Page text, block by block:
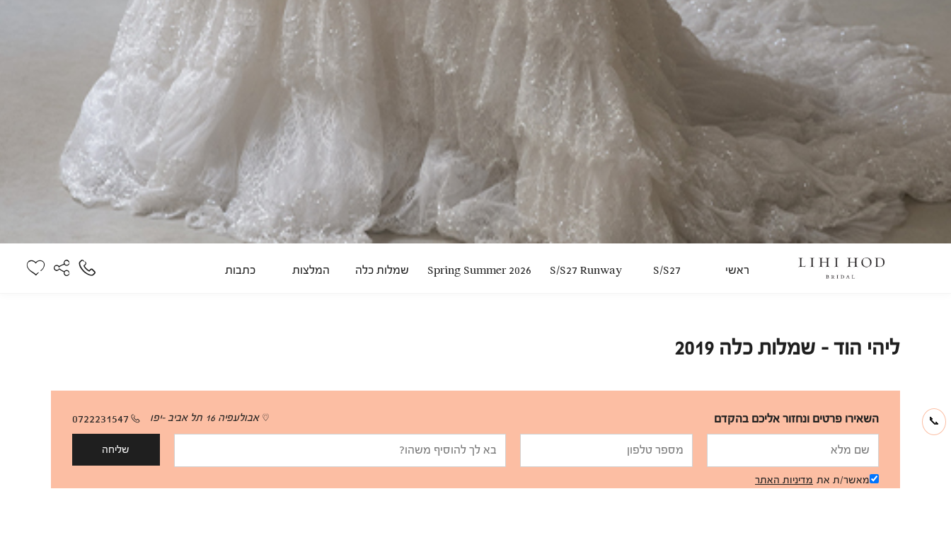
ראשי S/S27
S/S27 Runway
Spring Summer 2026 שמלות כלה המלצות כתבות
ליהי הוד - שמלות כלה 2019
השאירו פרטים ונחזור אליכם בהקדם אבולעפיה 16 תל אביב -יפו 0722231547
שליחה
מאשר/ת את מדיניות האתר
📞